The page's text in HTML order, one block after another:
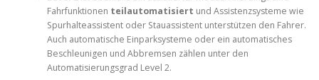
Fahrfunktionen teilautomatisiert und Assistenzsysteme wie
Spurhalteassistent oder Stauassistent unterstützen den Fahrer.
Auch automatische Einparksysteme oder ein automatisches
Beschleunigen und Abbremsen zählen unter den
Automatisierungsgrad Level 2.